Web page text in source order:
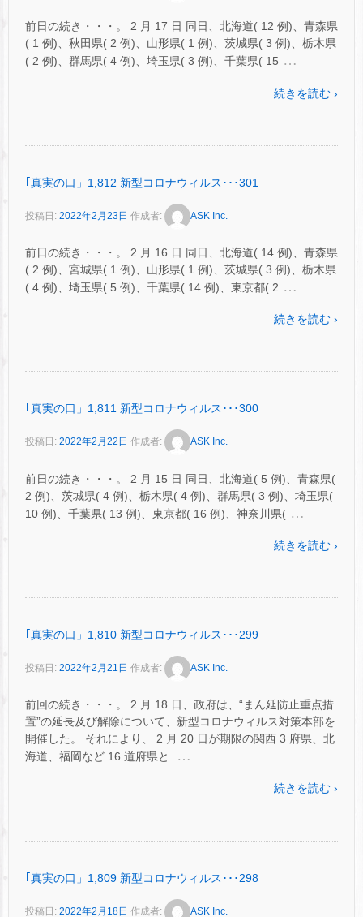
前日の続き・・・。 2 月 17 日 同日、北海道( 12 例)、青森県
( 1 例)、秋田県( 2 例)、山形県( 1 例)、茨城県( 3 例)、栃木県
( 2 例)、群馬県( 4 例)、埼玉県( 3 例)、千葉県( 15 …
続きを読む ›
｢真実の口」1,812 新型コロナウィルス･･･301
投稿日: 2022年2月23日 作成者: ASK Inc.
前日の続き・・・。 2 月 16 日 同日、北海道( 14 例)、青森県
( 2 例)、宮城県( 1 例)、山形県( 1 例)、茨城県( 3 例)、栃木県
( 4 例)、埼玉県( 5 例)、千葉県( 14 例)、東京都( 2 …
続きを読む ›
｢真実の口」1,811 新型コロナウィルス･･･300
投稿日: 2022年2月22日 作成者: ASK Inc.
前日の続き・・・。 2 月 15 日 同日、北海道( 5 例)、青森県(
2 例)、茨城県( 4 例)、栃木県( 4 例)、群馬県( 3 例)、埼玉県(
10 例)、千葉県( 13 例)、東京都( 16 例)、神奈川県( …
続きを読む ›
｢真実の口」1,810 新型コロナウィルス･･･299
投稿日: 2022年2月21日 作成者: ASK Inc.
前回の続き・・・。 2 月 18 日、政府は、“まん延防止重点措
置”の延長及び解除について、新型コロナウィルス対策本部を
開催した。 それにより、 2 月 20 日が期限の関西 3 府県、北
海道、福岡など 16 道府県と
…
続きを読む ›
｢真実の口」1,809 新型コロナウィルス･･･298
投稿日: 2022年2月18日 作成者: ASK Inc.